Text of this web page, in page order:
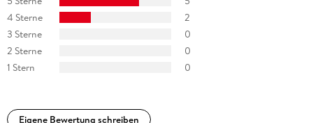
4 Sterne
2
3 Sterne
0
2 Sterne
0
1 Stern
0
Eigene Bewertung schreiben